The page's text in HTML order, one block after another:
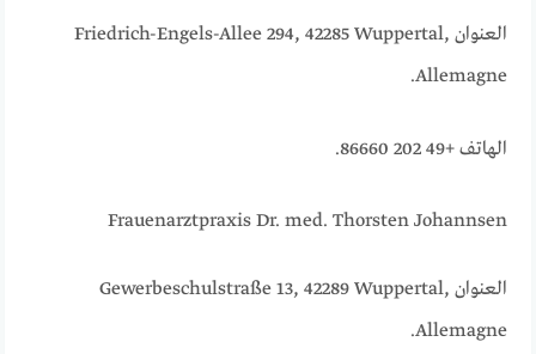
العنوان Friedrich-Engels-Allee 294, 42285 Wuppertal,
Allemagne.
الهاتف +49 202 86660.
Frauenarztpraxis Dr. med. Thorsten Johannsen
العنوان Gewerbeschulstraße 13, 42289 Wuppertal,
Allemagne.